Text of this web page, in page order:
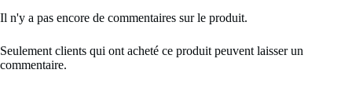
Il n'y a pas encore de commentaires sur le produit.
Seulement clients qui ont acheté ce produit peuvent laisser un
commentaire.